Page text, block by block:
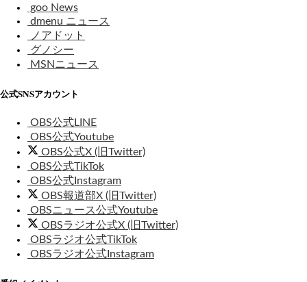
goo News
dmenu ニュース
ノアドット
グノシー
MSNニュース
公式SNSアカウント
OBS公式LINE
OBS公式Youtube
OBS公式X (旧Twitter)
OBS公式TikTok
OBS公式Instagram
OBS報道部X (旧Twitter)
OBSニュース公式Youtube
OBSラジオ公式X (旧Twitter)
OBSラジオ公式TikTok
OBSラジオ公式Instagram